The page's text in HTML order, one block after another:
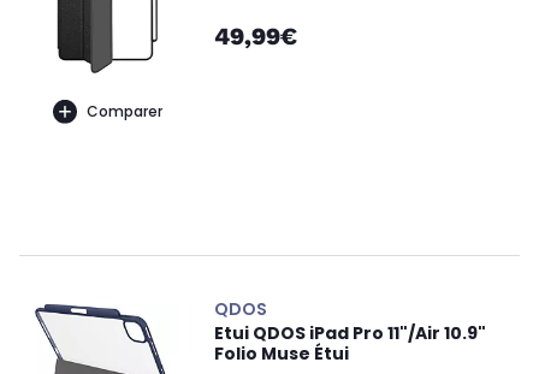
Comparer
49,99€
QDOS
Etui QDOS iPad Pro 11"/Air 10.9"
Folio Muse Étui